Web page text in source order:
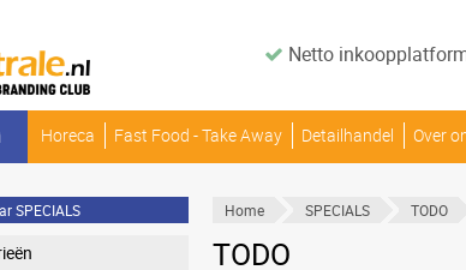
Netto
Horeca Fast Food - Take Away Detailhandel Over
SPECIALS Home SPECIALS TODO
TODO